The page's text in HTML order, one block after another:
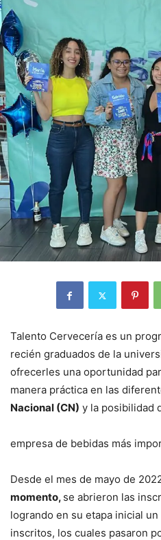
Talento Cervecería es un
recién graduados de la
ofrecerles una oportunidad
manera práctica en las
Nacional (CN) y la posibilidad
empresa de bebidas más
Desde el mes de mayo de
momento, se abrieron las
logrando en su etapa inicial
inscritos, los cuales pasaron